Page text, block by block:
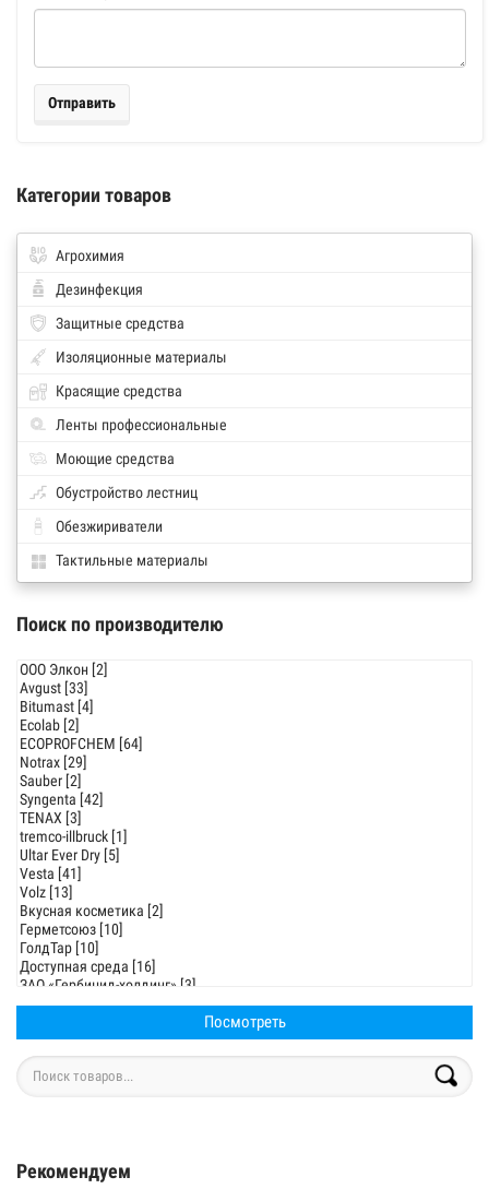
Отправить
Категории товаров
Агрохимия
Дезинфекция
Защитные средства
Изоляционные материалы
Красящие средства
Ленты профессиональные
Моющие средства
Обустройство лестниц
Обезжириватели
Тактильные материалы
Поиск по производителю
Рекомендуем